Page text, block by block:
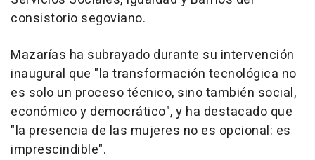
consistorio segoviano.
Mazarías ha subrayado durante su intervención
inaugural que "la transformación tecnológica no
es solo un proceso técnico, sino también social,
económico y democrático", y ha destacado que
"la presencia de las mujeres no es opcional: es
imprescindible".